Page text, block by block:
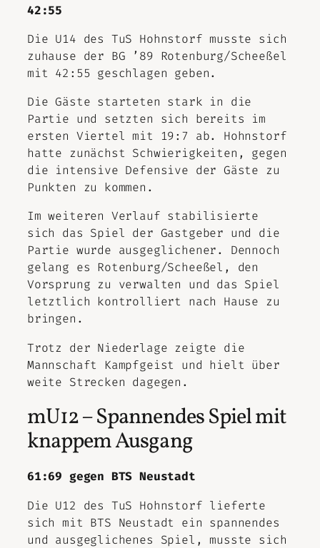
42:55
Die U14 des TuS Hohnstorf musste sich
zuhause der BG ’89 Rotenburg/Scheeßel
mit 42:55 geschlagen geben.
Die Gäste starteten stark in die
Partie und setzten sich bereits im
ersten Viertel mit 19:7 ab. Hohnstorf
hatte zunächst Schwierigkeiten, gegen
die intensive Defensive der Gäste zu
Punkten zu kommen.
Im weiteren Verlauf stabilisierte
sich das Spiel der Gastgeber und die
Partie wurde ausgeglichener. Dennoch
gelang es Rotenburg/Scheeßel, den
Vorsprung zu verwalten und das Spiel
letztlich kontrolliert nach Hause zu
bringen.
Trotz der Niederlage zeigte die
Mannschaft Kampfgeist und hielt über
weite Strecken dagegen.
mU12 – Spannendes Spiel mit
knappem Ausgang
61:69 gegen BTS Neustadt
Die U12 des TuS Hohnstorf lieferte
sich mit BTS Neustadt ein spannendes
und ausgeglichenes Spiel, musste sich